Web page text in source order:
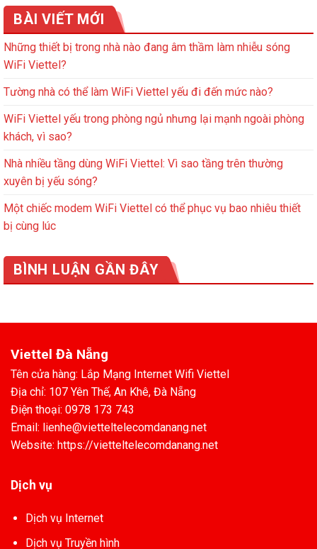
BÀI VIẾT MỚI
Những thiết bị trong nhà nào đang âm thầm làm nhiễu sóng
WiFi Viettel?
Tường nhà có thể làm WiFi Viettel yếu đi đến mức nào?
WiFi Viettel yếu trong phòng ngủ nhưng lại mạnh ngoài phòng
khách, vì sao?
Nhà nhiều tầng dùng WiFi Viettel: Vì sao tầng trên thường
xuyên bị yếu sóng?
Một chiếc modem WiFi Viettel có thể phục vụ bao nhiêu thiết
bị cùng lúc
BÌNH LUẬN GẦN ĐÂY
Viettel Đà Nẵng
Tên cửa hàng: Lắp Mạng Internet Wifi Viettel
Địa chỉ: 107 Yên Thế, An Khê, Đà Nẵng
Điện thoại: 0978 173 743
Email: lienhe@vietteltelecomdanang.net
Website: https://vietteltelecomdanang.net
Dịch vụ
Dịch vụ Internet
Dịch vụ Truyền hình